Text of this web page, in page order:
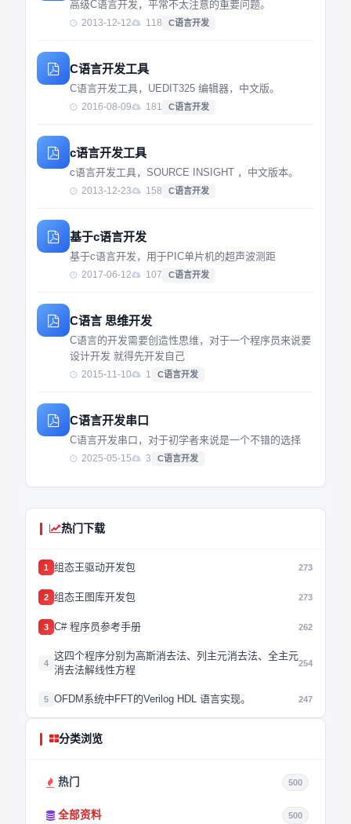
高级C语言开发，平常不太注意的重要问题。
2013-12-12 118 C语言开发
C语言开发工具
C语言开发工具，UEDIT325 编辑器，中文版。
2016-08-09 181 C语言开发
c语言开发工具
c语言开发工具，SOURCE INSIGHT ，中文版本。
2013-12-23 158 C语言开发
基于c语言开发
基于c语言开发，用于PIC单片机的超声波测距
2017-06-12 107 C语言开发
C语言 思维开发
C语言的开发需要创造性思维，对于一个程序员来说要
设计开发 就得先开发自己
2015-11-10 1 C语言开发
C语言开发串口
C语言开发串口，对于初学者来说是一个不错的选择
2025-05-15 3 C语言开发
热门下载
1 组态王驱动开发包 273
2 组态王图库开发包 273
3 C# 程序员参考手册 262
4
这四个程序分别为高斯消去法、列主元消去法、全主元
消去法解线性方程
254
5 OFDM系统中FFT的Verilog HDL 语言实现。 247
分类浏览
热门 500
全部资料 500